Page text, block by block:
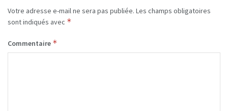
Votre adresse e-mail ne sera pas publiée. Les champs obligatoires
sont indiqués avec *
Commentaire *